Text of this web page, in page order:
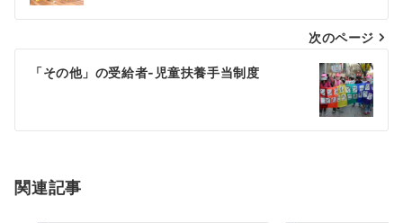
ナ
ビ
シ
ン
次のページ
「その他」の受給者-児童扶養手当制度
関連記事